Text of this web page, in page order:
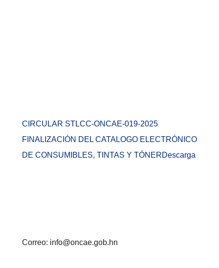
CIRCULAR STLCC-ONCAE-019-2025
FINALIZACIÓN DEL CATALOGO ELECTRÓNICO
DE CONSUMIBLES, TINTAS Y TÓNERDescarga
Correo: info@oncae.gob.hn